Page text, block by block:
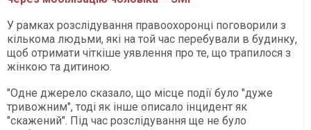
У рамках розслідування правоохоронці поговорили з
кількома людьми, які на той час перебували в будинку,
щоб отримати чіткіше уявлення про те, що трапилося з
жінкою та дитиною.
"Одне джерело сказало, що місце події було "дуже
тривожним", тоді як інше описало інцидент як
"скажений". Під час розслідування ще не було